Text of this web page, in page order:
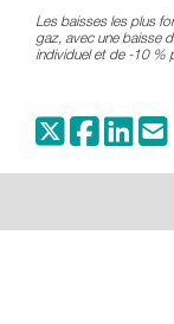
Les baisses les plus
gaz, avec une baisse
individuel et de -10 %